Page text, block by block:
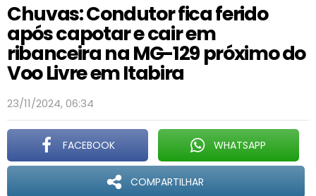
Chuvas: Condutor fica ferido
após capotar e cair em
ribanceira na MG-129 próximo do
Voo Livre em Itabira
23/11/2024, 06:34
FACEBOOK WHATSAPP
COMPARTILHAR